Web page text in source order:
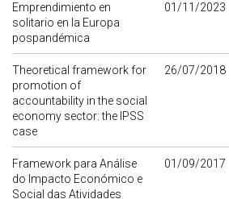
Emprendimiento en
solitario en la Europa
pospandémica
01/11/2023
Theoretical framework for
promotion of
accountability in the social
economy sector: the IPSS
case
26/07/2018
Framework para Análise
do Impacto Económico e
Social das Atividades
01/09/2017